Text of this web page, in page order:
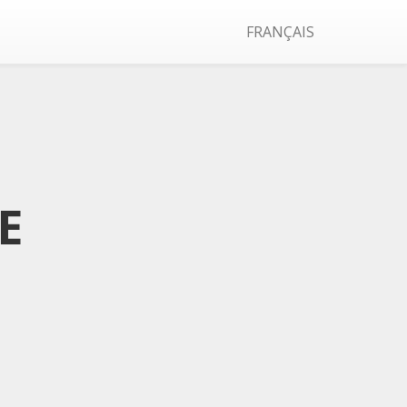
FRANÇAIS